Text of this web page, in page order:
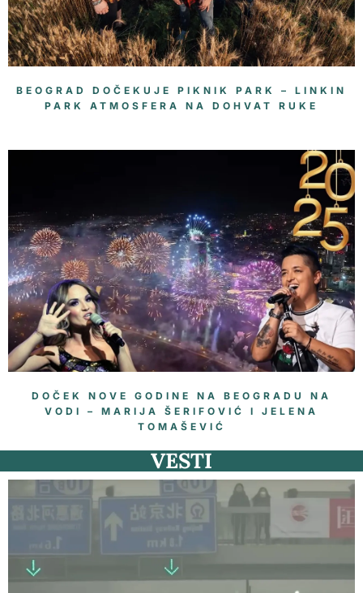
BEOGRAD DOČEKUJE PIKNIK PARK – LINKIN
PARK ATMOSFERA NA DOHVAT RUKE
DOČEK NOVE GODINE NA BEOGRADU NA
VODI – MARIJA ŠERIFOVIĆ I JELENA
TOMAŠEVIĆ
VESTI